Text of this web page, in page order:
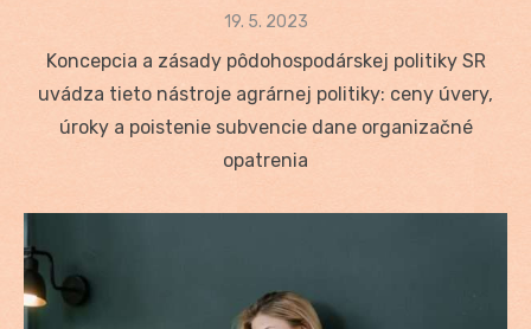
Posted
19. 5. 2023
Koncepcia a zásady pôdohospodárskej politiky SR
uvádza tieto nástroje agrárnej politiky: ceny úvery,
úroky a poistenie subvencie dane organizačné
opatrenia